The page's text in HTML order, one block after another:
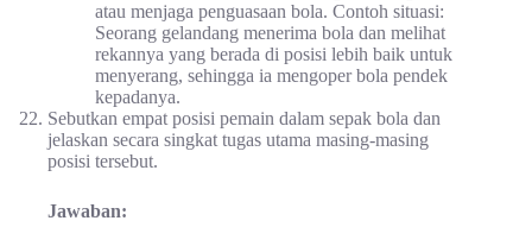
atau menjaga penguasaan bola. Contoh situasi:
Seorang gelandang menerima bola dan melihat
rekannya yang berada di posisi lebih baik untuk
menyerang, sehingga ia mengoper bola pendek
kepadanya.
Sebutkan empat posisi pemain dalam sepak bola dan
jelaskan secara singkat tugas utama masing-masing
posisi tersebut.
Jawaban: